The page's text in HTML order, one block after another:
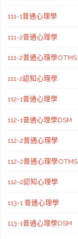
111-1普通心理學
111-2普通心理學
111-2普通心理學OTMS
111-2認知心理學
112-1普通心理學
112-1普通心理學DSM
112-2普通心理學
112-2普通心理學OTMS
112-2認知心理學
113-1 普通心理學
113-1普通心理學DSM